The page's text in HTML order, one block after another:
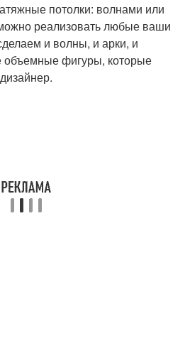
потолки: волнами или
реализовать любые ваши
и волны, и арки, и
объемные фигуры, которые